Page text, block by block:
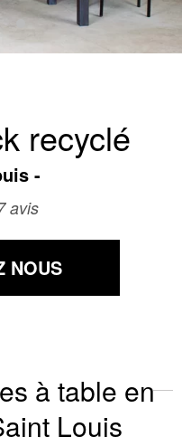
recyclé
avis
NOUS
à table en
Louis